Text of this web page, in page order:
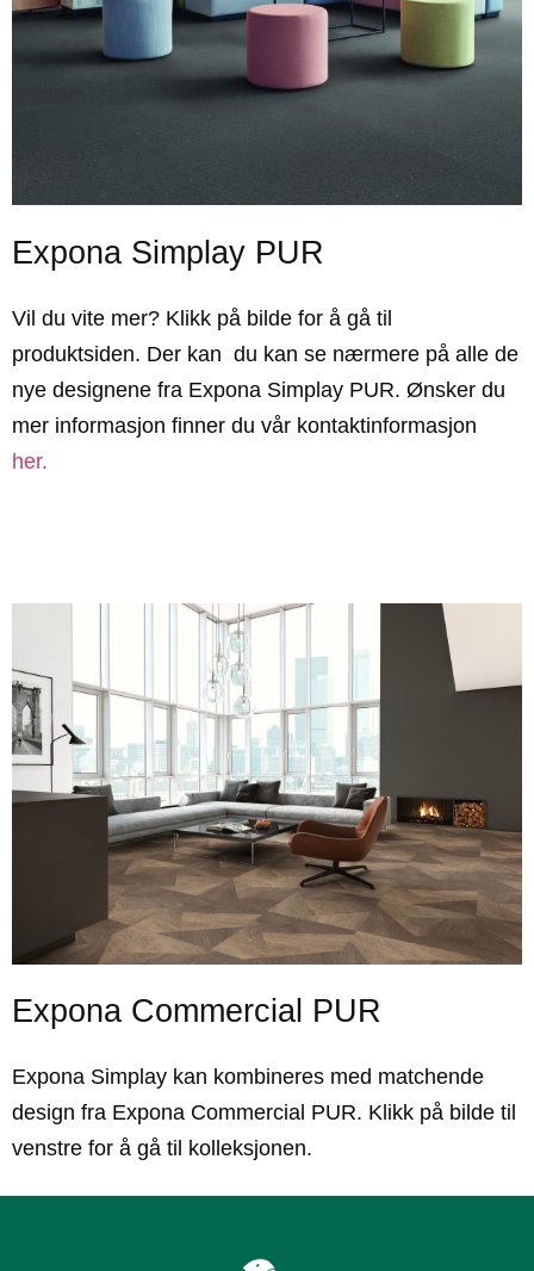
Expona Simplay PUR
Vil du vite mer? Klikk på bilde for å gå til
produktsiden. Der kan du kan se nærmere på alle de
nye designene fra Expona Simplay PUR. Ønsker du
mer informasjon finner du vår kontaktinformasjon
her.
Expona Commercial PUR
Expona Simplay kan kombineres med matchende
design fra Expona Commercial PUR. Klikk på bilde til
venstre for å gå til kolleksjonen.